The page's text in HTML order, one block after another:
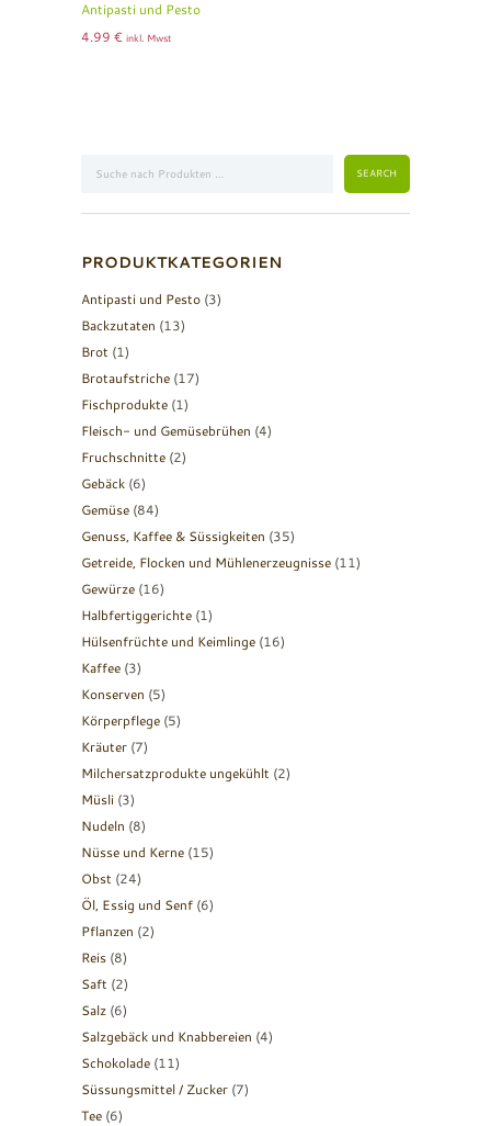
Antipasti und Pesto
4.99 € inkl. Mwst
PRODUKTKATEGORIEN
Antipasti und Pesto (3)
Backzutaten (13)
Brot (1)
Brotaufstriche (17)
Fischprodukte (1)
Fleisch- und Gemüsebrühen (4)
Fruchschnitte (2)
Gebäck (6)
Gemüse (84)
Genuss, Kaffee & Süssigkeiten (35)
Getreide, Flocken und Mühlenerzeugnisse (11)
Gewürze (16)
Halbfertiggerichte (1)
Hülsenfrüchte und Keimlinge (16)
Kaffee (3)
Konserven (5)
Körperpflege (5)
Kräuter (7)
Milchersatzprodukte ungekühlt (2)
Müsli (3)
Nudeln (8)
Nüsse und Kerne (15)
Obst (24)
Öl, Essig und Senf (6)
Pflanzen (2)
Reis (8)
Saft (2)
Salz (6)
Salzgebäck und Knabbereien (4)
Schokolade (11)
Süssungsmittel / Zucker (7)
Tee (6)